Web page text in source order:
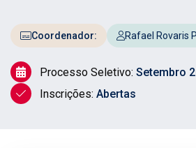
Coordenador: Rafael Rovaris
Processo Seletivo: Setembro
Inscrições: Abertas